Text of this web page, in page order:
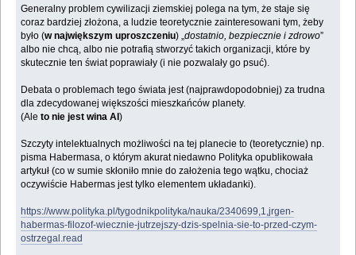
Generalny problem cywilizacji ziemskiej polega na tym, że staje się
coraz bardziej złożona, a ludzie teoretycznie zainteresowani tym, żeby
było (w największym uproszczeniu) „dostatnio, bezpiecznie i zdrowo”
albo nie chcą, albo nie potrafią stworzyć takich organizacji, które by
skutecznie ten świat poprawiały (i nie pozwalały go psuć).
Debata o problemach tego świata jest (najprawdopodobniej) za trudna
dla zdecydowanej większości mieszkańców planety.
(Aleto nie jest wina AI)
Szczyty intelektualnych możliwości na tej planecie to (teoretycznie) np.
pisma Habermasa, o którym akurat niedawno Polityka opublikowała
artykuł (co w sumie skłoniło mnie do założenia tego wątku, chociaż
oczywiście Habermas jest tylko elementem układanki).
https://www.polityka.pl/tygodnikpolityka/nauka/2340699,1,jrgen-
habermas-filozof-wiecznie-jutrzejszy-dzis-spelnia-sie-to-przed-czym-
ostrzegal.read